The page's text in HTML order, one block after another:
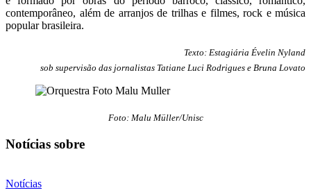
contemporâneo, além de arranjos de trilhas e filmes, rock e música
popular brasileira.
Texto: Estagiária Évelin Nyland
sob supervisão das jornalistas Tatiane Luci Rodrigues e Bruna Lovato
Foto: Malu Müller/Unisc
Notícias sobre
Notícias